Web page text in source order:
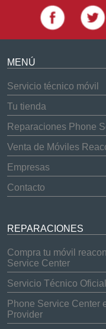
MENÚ
Servicio técnico móvil
Tu tienda
Reparaciones Phone
Venta de Móviles
Empresas
Contacto
REPARACIONES
Compra tu móvil
Service Center
Servicio Técnico
Phone Service Center
Provider